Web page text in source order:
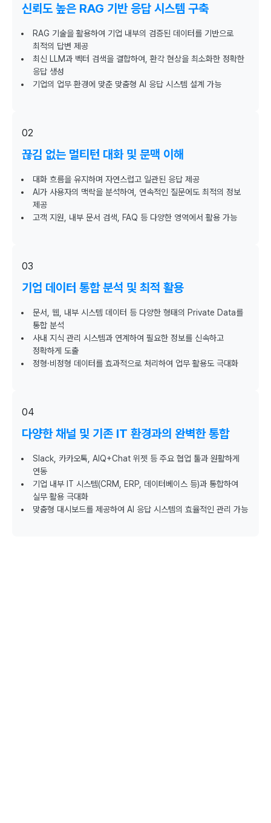
신뢰도 높은 RAG 기반 응답 시스템 구축
RAG 기술을 활용하여 기업 내부의 검증된 데이터를 기반으로
최적의 답변 제공
최신 LLM과 벡터 검색을 결합하여, 환각 현상을 최소화한 정확한
응답 생성
기업의 업무 환경에 맞춘 맞춤형 AI 응답 시스템 설계 가능
02
끊김 없는 멀티턴 대화 및 문맥 이해
대화 흐름을 유지하며 자연스럽고 일관된 응답 제공
AI가 사용자의 맥락을 분석하여, 연속적인 질문에도 최적의 정보
제공
고객 지원, 내부 문서 검색, FAQ 등 다양한 영역에서 활용 가능
03
기업 데이터 통합 분석 및 최적 활용
문서, 웹, 내부 시스템 데이터 등 다양한 형태의 Private Data를
통합 분석
사내 지식 관리 시스템과 연계하여 필요한 정보를 신속하고
정확하게 도출
정형·비정형 데이터를 효과적으로 처리하여 업무 활용도 극대화
04
다양한 채널 및 기존 IT 환경과의 완벽한 통합
Slack, 카카오톡, AIQ+Chat 위젯 등 주요 협업 툴과 원활하게
연동
기업 내부 IT 시스템(CRM, ERP, 데이터베이스 등)과 통합하여
실무 활용 극대화
맞춤형 대시보드를 제공하여 AI 응답 시스템의 효율적인 관리 가능